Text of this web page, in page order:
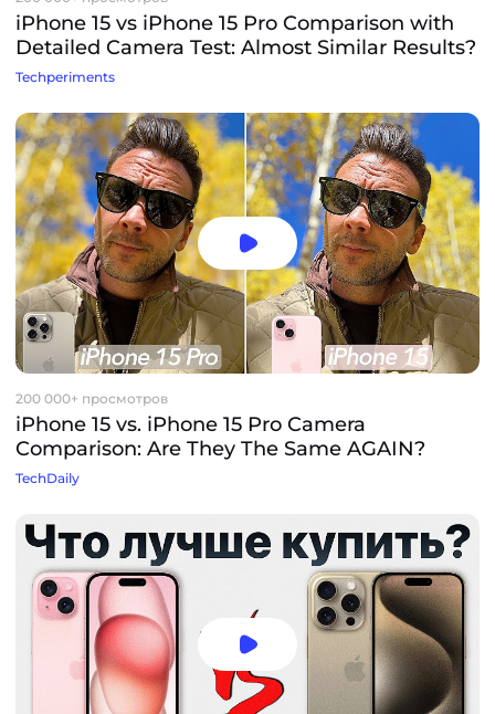
iPhone 15 vs iPhone 15 Pro Comparison with
Detailed Camera Test: Almost Similar Results?
Techperiments
200 000+ просмотров
iPhone 15 vs. iPhone 15 Pro Camera
Comparison: Are They The Same AGAIN?
TechDaily